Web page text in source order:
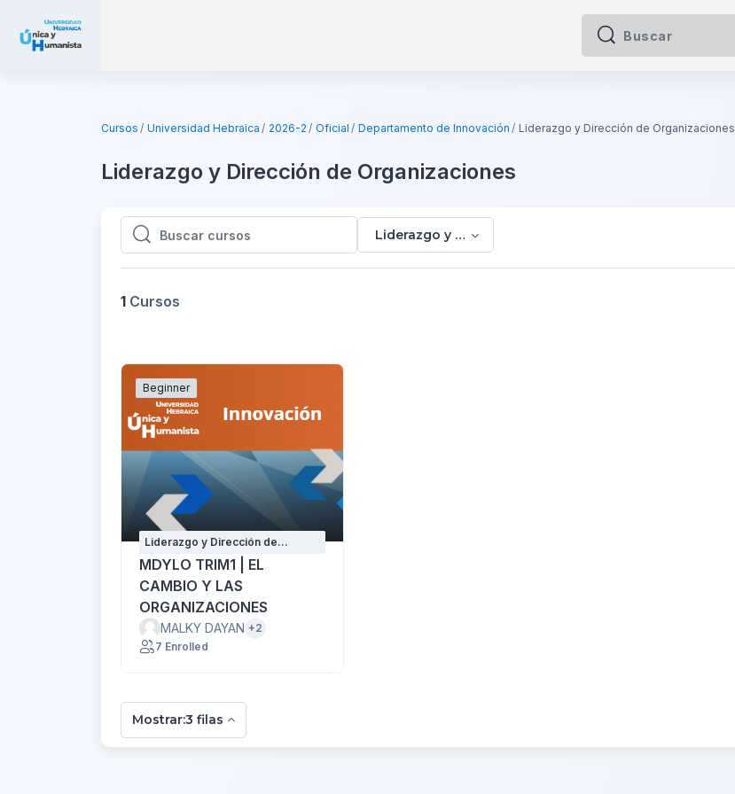
Buscar
Buscar
Cursos Universidad Hebraica 2026-2 Oficial Departamento de Innovación Liderazgo y Dirección de Organizaciones
Liderazgo y Dirección de Organizaciones
Buscar cursos
Buscar cursos
Liderazgo y Dirección de Organizaciones
1 Cursos
Beginner
Liderazgo y Dirección de
Organizaciones
MDYLO TRIM1 | EL
CAMBIO Y LAS
ORGANIZACIONES
MALKY DAYAN +2
7 Enrolled
Mostrar:3 filas